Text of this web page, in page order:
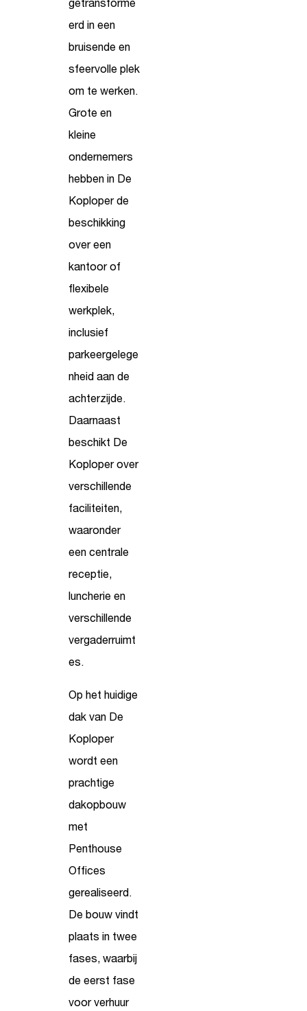
erd in een
bruisende en
sfeervolle plek
om te werken.
Grote en
kleine
ondernemers
hebben in De
Koploper de
beschikking
over een
kantoor of
flexibele
werkplek,
inclusief
parkeergelege
nheid aan de
achterzijde.
Daarnaast
beschikt De
Koploper over
verschillende
faciliteiten,
waaronder
een centrale
receptie,
luncherie en
verschillende
vergaderruimt
es.
Op het huidige
dak van De
Koploper
wordt een
prachtige
dakopbouw
met
Penthouse
Offices
gerealiseerd.
De bouw vindt
plaats in twee
fases, waarbij
de eerst fase
voor verhuur